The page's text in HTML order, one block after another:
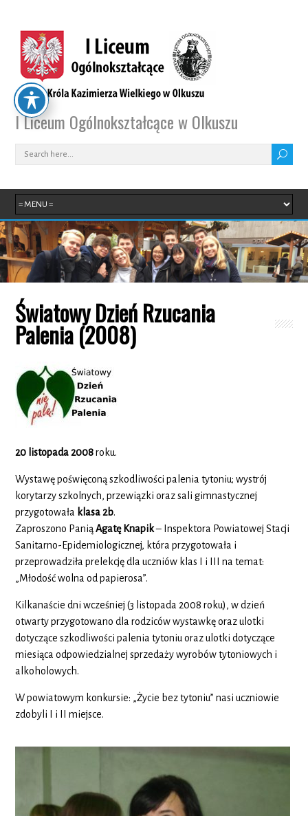
I Liceum Ogólnokształcące w Olkuszu
Światowy Dzień Rzucania
Palenia (2008)
20 listopada 2008roku.
Wystawę poświęconą szkodliwości palenia tytoniu; wystrój
korytarzy szkolnych, przewiązki oraz sali gimnastycznej
przygotowała klasa 2b.
Zaproszono PaniąAgatę Knapik– Inspektora Powiatowej Stacji
Sanitarno-Epidemiologicznej, która przygotowała i
przeprowadziła prelekcję dla uczniów klas I i III na temat:
„Młodość wolna od papierosa”.
Kilkanaście dni wcześniej (3 listopada 2008 roku), w dzień
otwarty przygotowano dla rodziców wystawkę oraz ulotki
dotyczące szkodliwości palenia tytoniu oraz ulotki dotyczące
miesiąca odpowiedzialnej sprzedaży wyrobów tytoniowych i
alkoholowych.
W powiatowym konkursie: „Życie bez tytoniu” nasi uczniowie
zdobyli I i II miejsce.